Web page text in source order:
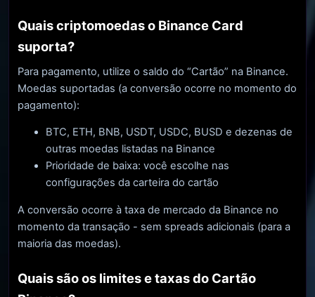
Quais criptomoedas o Binance Card
suporta?
Para pagamento, utilize o saldo do “Cartão” na Binance.
Moedas suportadas (a conversão ocorre no momento do
pagamento):
BTC, ETH, BNB, USDT, USDC, BUSD e dezenas de
outras moedas listadas na Binance
Prioridade de baixa: você escolhe nas
configurações da carteira do cartão
A conversão ocorre à taxa de mercado da Binance no
momento da transação - sem spreads adicionais (para a
maioria das moedas).
Quais são os limites e taxas do Cartão